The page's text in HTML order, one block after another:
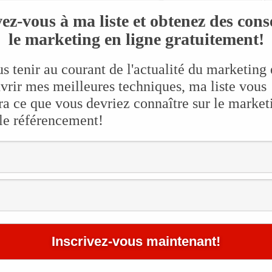
310 lectures / aucun commentaire
/Stratégie Web
une bonne
tout nouveau papa, j’ai décidé de faire un site d’affiliation
niche puisqu’il y a beaucoup de volume de recherche et
pas de faire des bébés demain matin et de chercher sur le net
vous à ma liste et obtenez des
le marketing en ligne gratuitement!
tenir au courant de l'actualité du marketing
mes meilleures techniques, ma liste vous
ce que vous devriez connaître sur le
référencement!